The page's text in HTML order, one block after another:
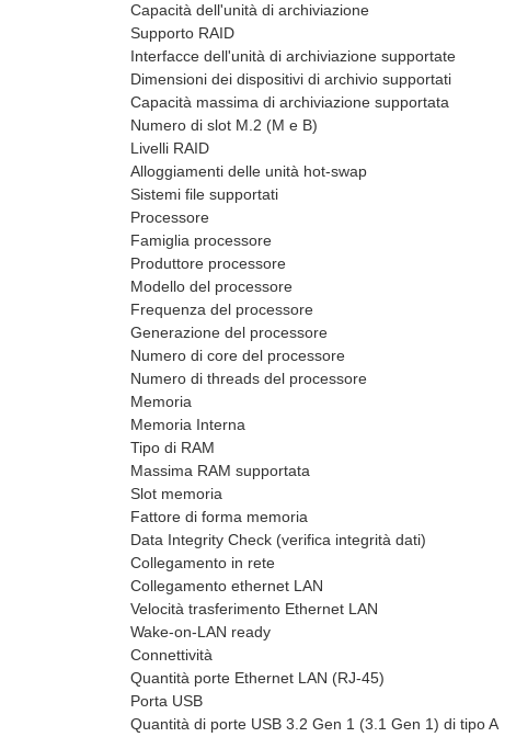
Capacità dell'unità di archiviazione
Supporto RAID
Interfacce dell'unità di archiviazione supportate
Dimensioni dei dispositivi di archivio supportati
Capacità massima di archiviazione supportata
Numero di slot M.2 (M e B)
Livelli RAID
Alloggiamenti delle unità hot-swap
Sistemi file supportati
Processore
Famiglia processore
Produttore processore
Modello del processore
Frequenza del processore
Generazione del processore
Numero di core del processore
Numero di threads del processore
Memoria
Memoria Interna
Tipo di RAM
Massima RAM supportata
Slot memoria
Fattore di forma memoria
Data Integrity Check (verifica integrità dati)
Collegamento in rete
Collegamento ethernet LAN
Velocità trasferimento Ethernet LAN
Wake-on-LAN ready
Connettività
Quantità porte Ethernet LAN (RJ-45)
Porta USB
Quantità di porte USB 3.2 Gen 1 (3.1 Gen 1) di tipo A